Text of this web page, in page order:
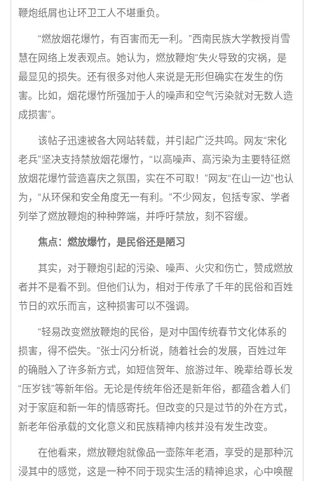
鞭炮纸屑也让环卫工人不堪重负。
“燃放烟花爆竹，有百害而无一利。”西南民族大学教授肖雪
慧在网络上发表观点。她认为，燃放鞭炮“失火导致的灾祸，是
最显见的损失。还有很多对他人来说是无形但确实在发生的伤
害。比如，烟花爆竹所强加于人的噪声和空气污染就对无数人造
成损害”。
该帖子迅速被各大网站转载，并引起广泛共鸣。网友“宋化
老兵”坚决支持禁放烟花爆竹，“以高噪声、高污染为主要特征燃
放烟花爆竹营造喜庆之氛围，实在不可取！”网友“在山一边”也认
为，“从环保和安全角度无一有利。”不少网友，包括专家、学者
列举了燃放鞭炮的种种弊端，并呼吁禁放，刻不容缓。
焦点：燃放爆竹，是民俗还是陋习
其实，对于鞭炮引起的污染、噪声、火灾和伤亡，赞成燃放
者并不是看不到。但他们认为，相对于传承了千年的民俗和百姓
节日的欢乐而言，这种损害可以不强调。
“轻易改变燃放鞭炮的民俗，是对中国传统春节文化体系的
损害，得不偿失。”张士闪分析说，随着社会的发展，百姓过年
的确融入了许多新方式，如短信贺年、旅游过年、晚辈给尊长发
“压岁钱”等新年俗。无论是传统年俗还是新年俗，都蕴含着人们
对于家庭和新一年的情感寄托。但改变的只是过节的外在方式，
新老年俗承载的文化意义和民族精神内核并没有发生改变。
在他看来，燃放鞭炮就像品一壶陈年老酒，享受的是那种沉
浸其中的感觉，这是一种不同于现实生活的精神追求，心中唤醒